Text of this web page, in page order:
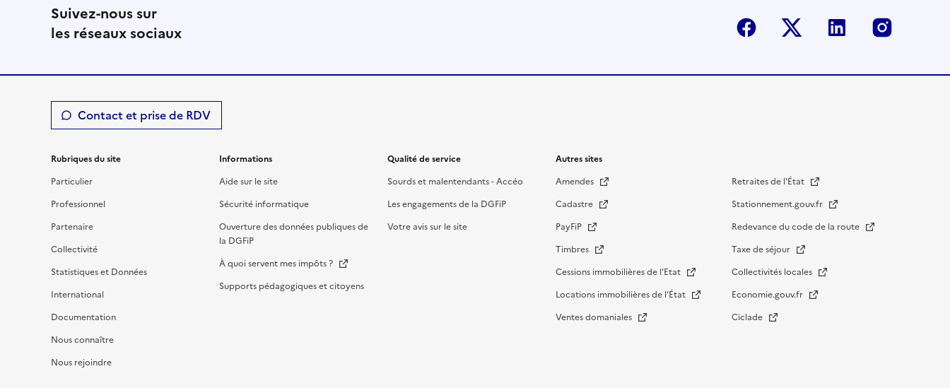
Suivez-nous sur
les réseaux sociaux
Facebook Twitter-X Linkedin
Contact et prise de RDV
Rubriques du site
Particulier
Professionnel
Partenaire
Collectivité
Statistiques et Données
International
Documentation
Nous connaître
Nous rejoindre
Informations
Aide sur le site
Sécurité informatique
Ouverture des données publiques de
la DGFiP
À quoi servent mes impôts ?
Supports pédagogiques et citoyens
Qualité de service
Sourds et malentendants - Accéo
Les engagements de la DGFiP
Votre avis sur le site
Autres sites
Amendes
Cadastre
PayFiP
Timbres
Cessions immobilières de l'Etat
Locations immobilières de l’État
Ventes domaniales
Retraites de l'État
Stationnement.gouv.fr
Redevance du code de la route
Taxe de séjour
Collectivités locales
Economie.gouv.fr
Ciclade